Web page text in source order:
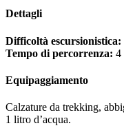
Dettagli
Difficoltà escursionistica:
Tempo di percorrenza: 4
Equipaggiamento
Calzature da trekking,
1 litro d’acqua.